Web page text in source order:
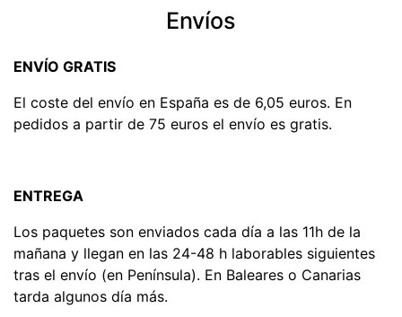
Envíos
ENVÍO GRATIS
El coste del envío en España es de 6,05 euros. En
pedidos a partir de 75 euros el envío es gratis.
ENTREGA
Los paquetes son enviados cada día a las 11h de la
mañana y llegan en las 24-48 h laborables siguientes
tras el envío (en Península). En Baleares o Canarias
tarda algunos día más.